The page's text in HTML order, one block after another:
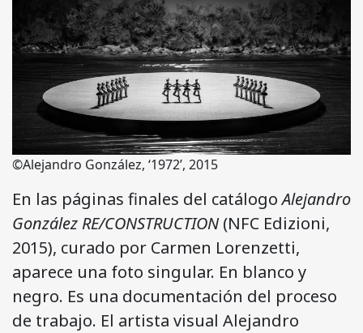
©Alejandro González, ‘1972’, 2015
En las páginas finales del catálogoAlejandro
González RE/CONSTRUCTION(NFC Edizioni,
2015), curado por Carmen Lorenzetti,
aparece una foto singular. En blanco y
negro. Es una documentación del proceso
de trabajo. El artista visual Alejandro